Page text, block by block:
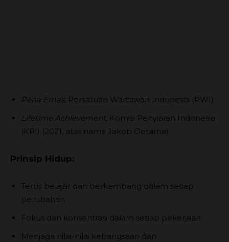
Pena Emas, Persatuan Wartawan Indonesia (PWI)
Lifetime Achievement, Komisi Penyiaran Indonesia
(KPI) (2021, atas nama Jakob Oetama)
Prinsip Hidup:
Terus belajar dan berkembang dalam setiap
perubahan
Fokus dan konsentrasi dalam setiap pekerjaan
Menjaga nilai-nilai kebangsaan dan